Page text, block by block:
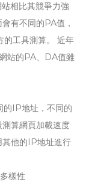
相比其競爭力強
有不同的PA值，
工具測算。 近年
站的PA、DA值雖
的IP地址，不同的
算網頁加載速度
其他的IP地址進行
樣性